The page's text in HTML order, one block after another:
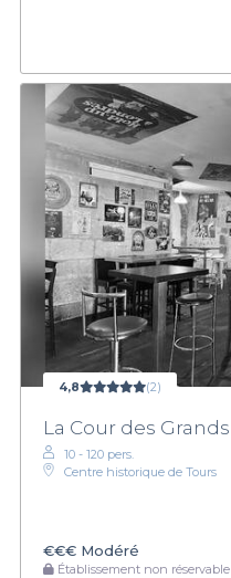
4,8 (2)
La Cour des Grands
10 - 120 pers.
Centre historique de Tours
€€€ Modéré
Établissement non réservable